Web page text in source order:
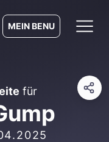
MEIN BENU
für